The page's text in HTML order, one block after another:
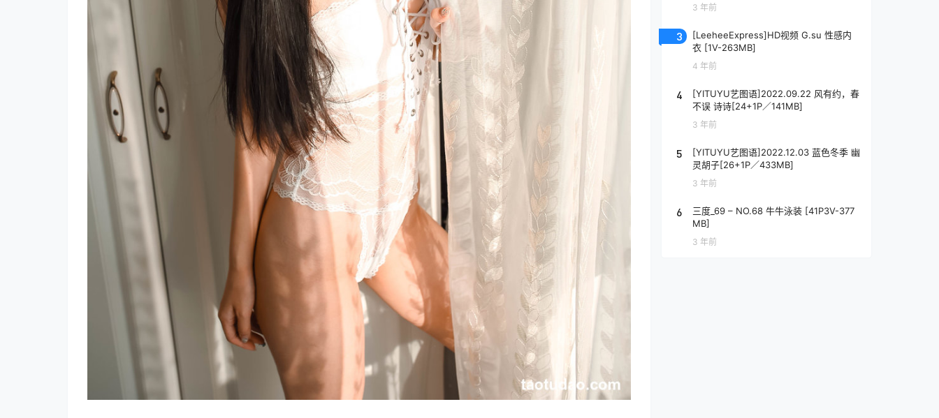
3 年前
3
[LeeheeExpress]HD视频 G.su 性感内
衣 [1V-263MB]
4 年前
4
[YITUYU艺图语]2022.09.22 风有约，春
不误 诗诗[24+1P／141MB]
3 年前
5
[YITUYU艺图语]2022.12.03 蓝色冬季 幽
灵胡子[26+1P／433MB]
3 年前
6
三度_69 – NO.68 牛牛泳装 [41P3V-377
MB]
3 年前